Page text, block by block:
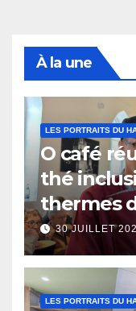
À la une
LES PORTRAITS DU
O café
thé
thermes
Eaux
30 JUILLET
LES PORTRAITS DU